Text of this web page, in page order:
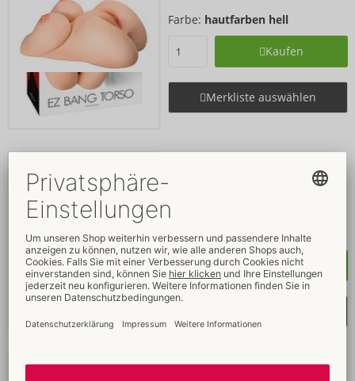
Farbe: hautfarben hell
Kaufen
Merkliste auswählen
UVP:
Farbe: hautfarben hell
Kaufen
Perfect 10 Booty